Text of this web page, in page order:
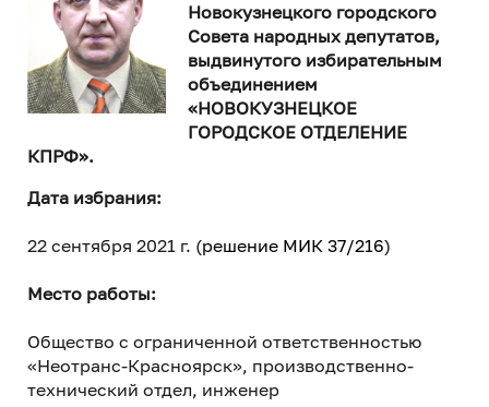
Новокузнецкого городского
Совета народных депутатов,
выдвинутого избирательным
объединением
«НОВОКУЗНЕЦКОЕ
ГОРОДСКОЕ ОТДЕЛЕНИЕ
КПРФ».
Дата избрания:
22 сентября 2021 г. (решение МИК 37/216)
Место работы:
Общество с ограниченной ответственностью
«Неотранс-Красноярск», производственно-
технический отдел, инженер